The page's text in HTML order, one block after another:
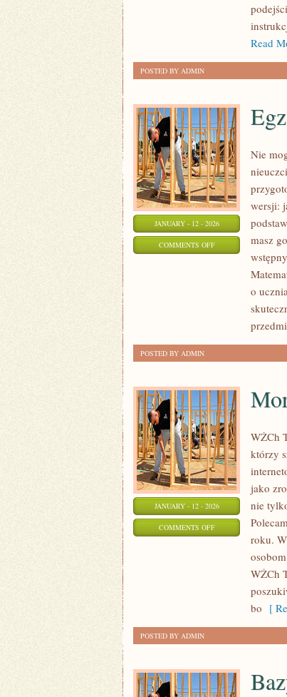
Read
POSTED BY ADMIN
JANUARY - 12 - 2026
COMMENTS OFFON
ÓSMOKLASISTY
Nie
wersji:
masz
o
POSTED BY ADMIN
JANUARY - 12 - 2026
COMMENTS OFFON
BAŁTYCKIE
WŻCh
którzy
jako
nie
roku.
WŻCh
bo [
POSTED BY ADMIN